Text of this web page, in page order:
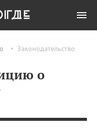
Законодательство
о